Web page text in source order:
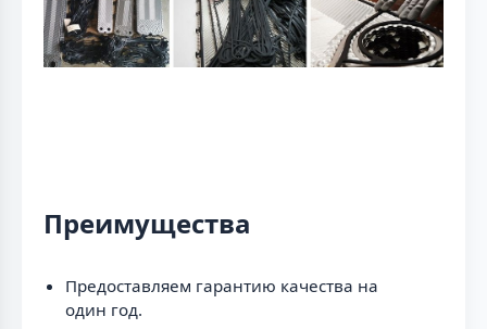
Преимущества
Предоставляем гарантию качества на
один год.